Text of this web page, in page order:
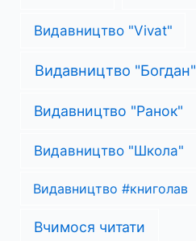
Видавництво "Vivat"
Видавництво "Богдан"
Видавництво "Ранок"
Видавництво "Школа"
Видавництво #книголав
Вчимося читати